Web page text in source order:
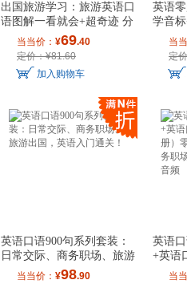
出国旅游学习：旅游英语口
语图解一看就会+超奇迹 分
类记 18000英
当当价： ¥69.40
定价：¥81.60
加入购物车
英语
学音
词（
当
定
英语口语900句系列套装：
日常交际、商务职场、旅游
出国，英语入
当当价： ¥98.90
英语
+英语
册）
当